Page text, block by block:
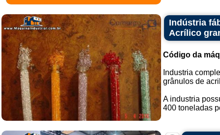
Indústria
Acrílico
Código da
Industria
grânulos de
A industria
400 toneladas